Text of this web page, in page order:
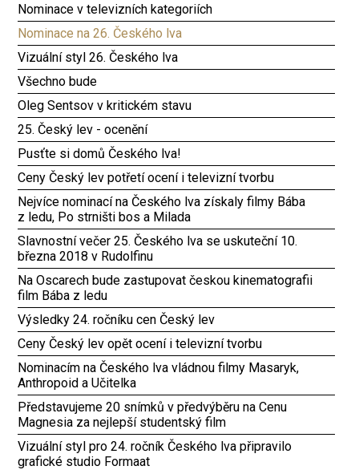
Nominace v televizních kategoriích
Nominace na 26. Českého lva
Vizuální styl 26. Českého lva
Všechno bude
Oleg Sentsov v kritickém stavu
25. Český lev - ocenění
Pusťte si domů Českého lva!
Ceny Český lev potřetí ocení i televizní tvorbu
Nejvíce nominací na Českého lva získaly filmy Bába
z ledu, Po strništi bos a Milada
Slavnostní večer 25. Českého lva se uskuteční 10.
března 2018 v Rudolfinu
Na Oscarech bude zastupovat českou kinematografii
film Bába z ledu
Výsledky 24. ročníku cen Český lev
Ceny Český lev opět ocení i televizní tvorbu
Nominacím na Českého lva vládnou filmy Masaryk,
Anthropoid a Učitelka
Představujeme 20 snímků v předvýběru na Cenu
Magnesia za nejlepší studentský film
Vizuální styl pro 24. ročník Českého lva připravilo
grafické studio Formaat